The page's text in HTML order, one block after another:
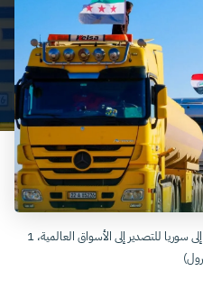
دخول صهاريج الفيول العراقي إلى سوريا للتصدير إلى الأسواق العالمية، 1